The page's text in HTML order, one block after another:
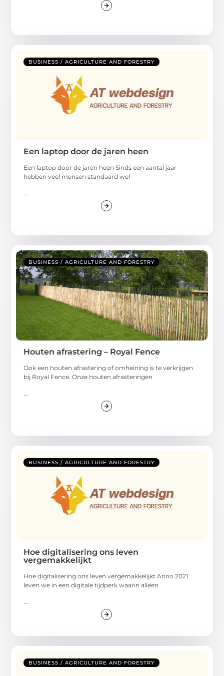
BUSINESS / AGRICULTURE AND FORESTRY
Een laptop door de jaren heen
Een laptop door de jaren heen Sinds een aantal jaar
hebben veel mensen standaard wel
BUSINESS / AGRICULTURE AND FORESTRY
Houten afrastering – Royal Fence
Ook een houten afrastering of omheining is te verkrijgen
bij Royal Fence. Onze houten afrasteringen
BUSINESS / AGRICULTURE AND FORESTRY
Hoe digitalisering ons leven
vergemakkelijkt
Hoe digitalisering ons leven vergemakkelijkt Anno 2021
leven we in een digitale tijdperk waarin alleen
BUSINESS / AGRICULTURE AND FORESTRY